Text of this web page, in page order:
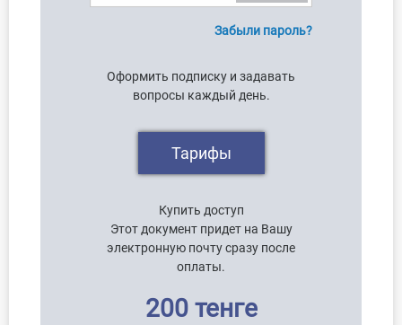
Забыли пароль?
Оформить подписку и задавать
вопросы каждый день.
Тарифы
Купить доступ
Этот документ придет на Вашу
электронную почту сразу после
оплаты.
200 тенге